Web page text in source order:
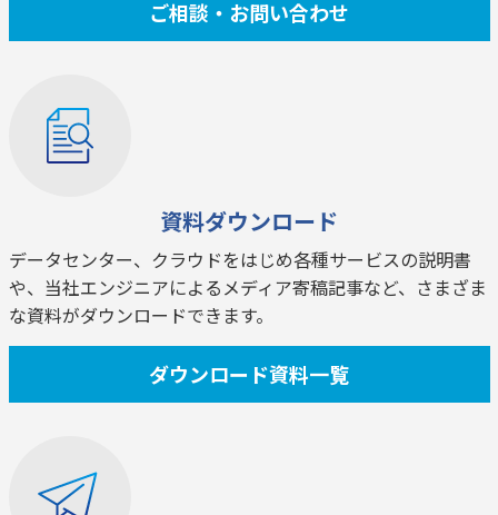
ご相談・お問い合わせ
資料ダウンロード
データセンター、クラウドをはじめ各種サービスの説明書
や、当社エンジニアによるメディア寄稿記事など、さまざま
な資料がダウンロードできます。
ダウンロード資料一覧